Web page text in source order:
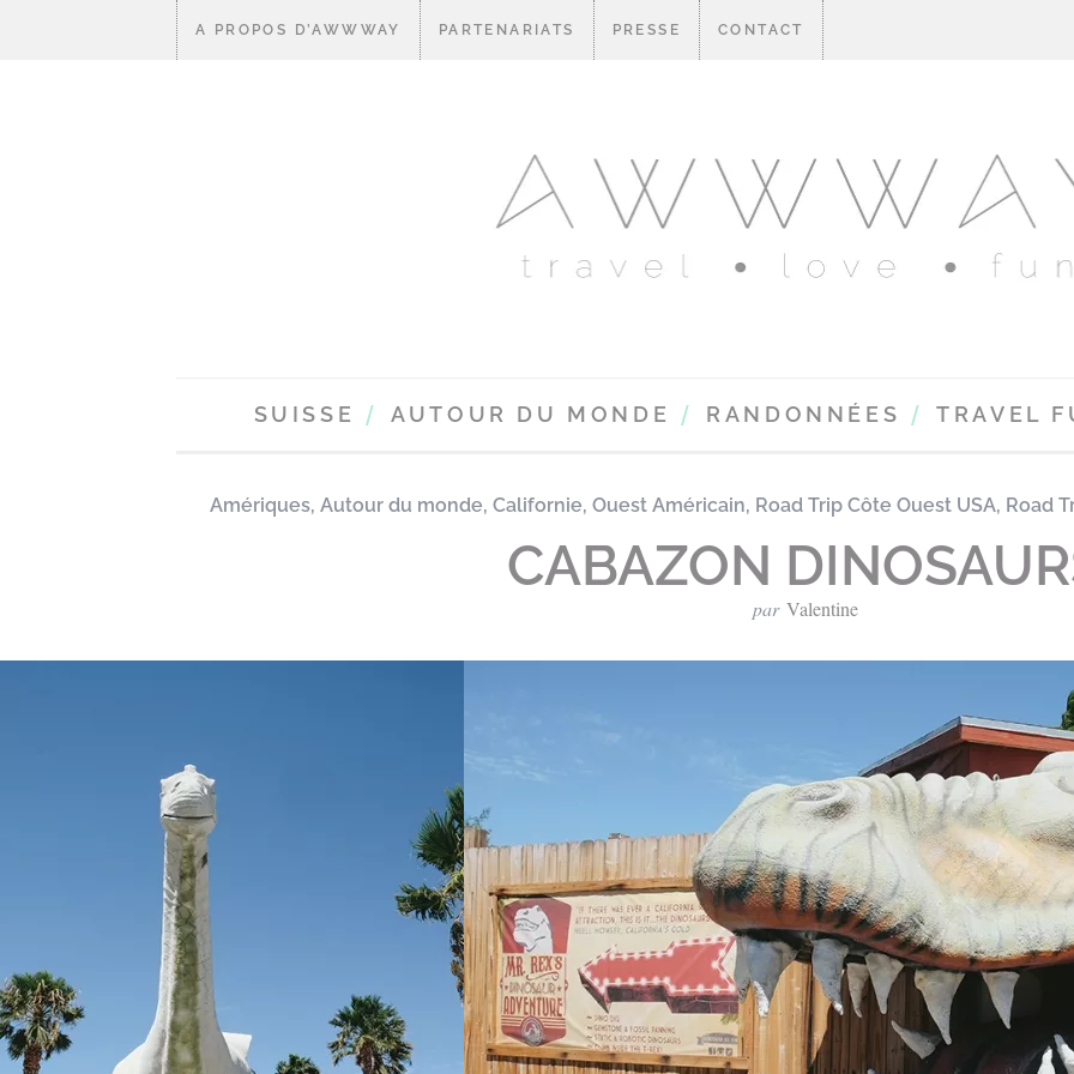
A PROPOS D’AWWWAY PARTENARIATS PRESSE CONTACT
SUISSE AUTOUR DU MONDE RANDONNÉES TRAVEL
Amériques, Autour du monde, Californie, Ouest Américain, Road Trip Côte Ouest USA, Road
CABAZON
par Valentine